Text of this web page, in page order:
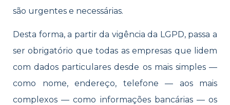
são urgentes e necessárias.
Desta forma, a partir da vigência da LGPD, passa a
ser obrigatório que todas as empresas que lidem
com dados particulares desde os mais simples —
como nome, endereço, telefone — aos mais
complexos — como informações bancárias — os